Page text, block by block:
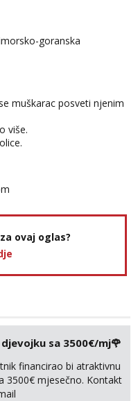
goranska
muškarac posveti njenim
više.
ovaj oglas?
sa 3500€/mj🌹
financirao bi atraktivnu
3500€ mjesečno. Kontakt